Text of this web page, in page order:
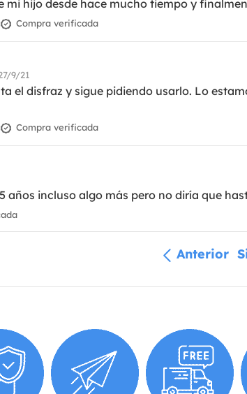
mi hijo desde hace mucho tiempo y
Compra verificada
9/21
el disfraz y sigue pidiendo usarlo. Lo
Compra verificada
años incluso algo más pero no diría que
Anterior